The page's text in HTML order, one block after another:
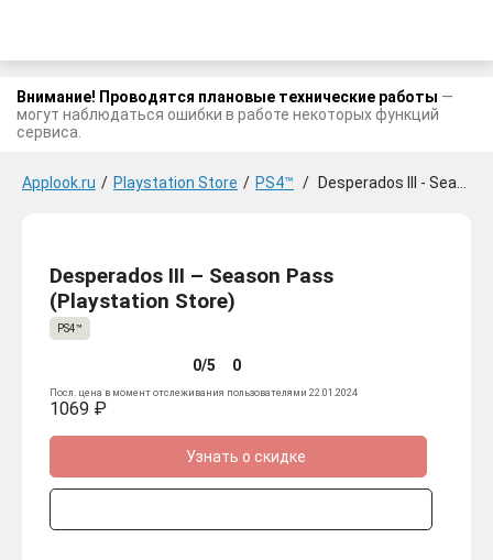
Внимание! Проводятся плановые технические работы —
могут наблюдаться ошибки в работе некоторых функций
сервиса.
Applook.ru / Playstation Store / PS4™ / Desperados III - Season Pass
Desperados III – Season Pass
(Playstation Store)
PS4™
0/5 0
Посл. цена в момент отслеживания пользователями 22.01.2024
1069 ₽
Узнать о скидке